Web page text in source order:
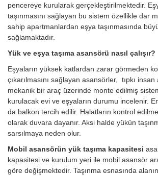
pencereye kurularak gerçekleştirilmektedir.
taşınmasını sağlayan bu sistem özellikle dar
sahip apartmanlardan eşya taşınmasında
sağlamaktadır.
Yük ve eşya taşıma asansörü nasıl çalışır?
Eşyaların yüksek katlardan zarar görmeden
çıkarılmasını sağlayan asansörler, tıpkı
mekanik bir araç üzerinde monte edilmiş
kurulacak evi ve eşyaların durumu incelenir.
da balkon tercih edilir. Halatların kontrol
olarak duvara dayanır. Aksi halde yükün
sarsılmaya neden olur.
Mobil asansörün yük taşıma kapasitesi
kapasitesi ve kurulum yeri ile mobil asansör
göre değişmektedir. Taşınma esnasında